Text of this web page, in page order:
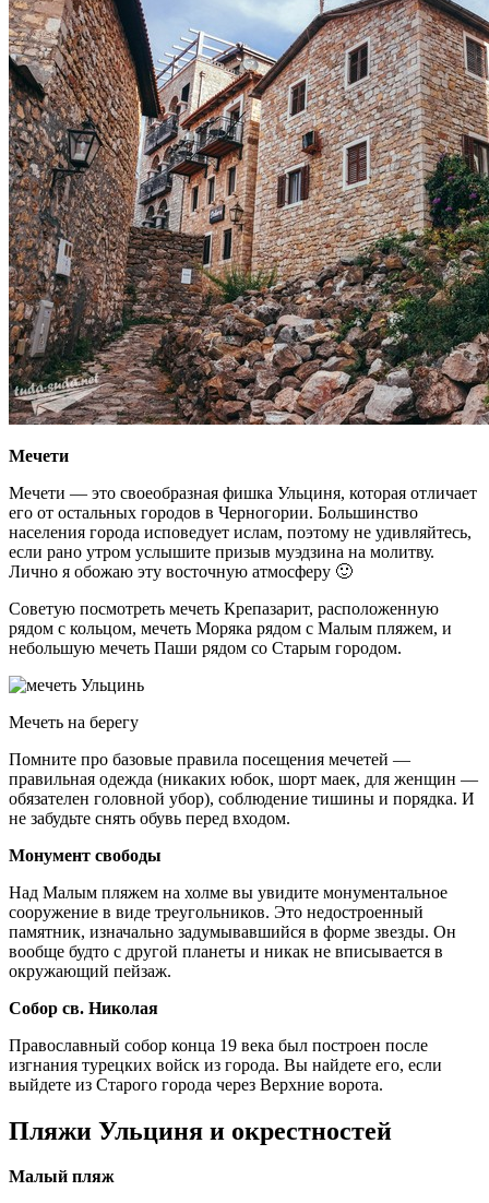
Мечети
Мечети — это своеобразная фишка Ульциня, которая отличает
его от остальных городов в Черногории. Большинство
населения города исповедует ислам, поэтому не удивляйтесь,
если рано утром услышите призыв муэдзина на молитву.
Лично я обожаю эту восточную атмосферу 🙂
Советую посмотреть мечеть Крепазарит, расположенную
рядом с кольцом, мечеть Моряка рядом с Малым пляжем, и
небольшую мечеть Паши рядом со Старым городом.
Мечеть на берегу
Помните про базовые правила посещения мечетей —
правильная одежда (никаких юбок, шорт маек, для женщин —
обязателен головной убор), соблюдение тишины и порядка. И
не забудьте снять обувь перед входом.
Монумент свободы
Над Малым пляжем на холме вы увидите монументальное
сооружение в виде треугольников. Это недостроенный
памятник, изначально задумывавшийся в форме звезды. Он
вообще будто с другой планеты и никак не вписывается в
окружающий пейзаж.
Собор св. Николая
Православный собор конца 19 века был построен после
изгнания турецких войск из города. Вы найдете его, если
выйдете из Старого города через Верхние ворота.
Пляжи Ульциня и окрестностей
Малый пляж